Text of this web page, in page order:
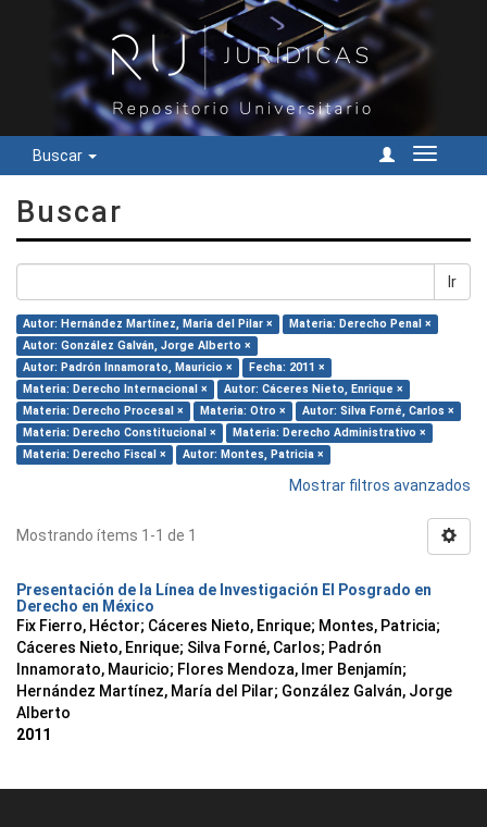
Buscar
Cambiar
Buscar
Ir
Autor: Hernández Martínez, María del Pilar ×
Materia: Derecho Penal ×
Autor: González Galván, Jorge Alberto ×
Autor: Padrón Innamorato, Mauricio ×
Fecha: 2011 ×
Materia: Derecho Internacional ×
Autor: Cáceres Nieto, Enrique ×
Materia: Derecho Procesal ×
Materia: Otro ×
Autor: Silva Forné, Carlos ×
Materia: Derecho Constitucional ×
Materia: Derecho Administrativo ×
Materia: Derecho Fiscal ×
Autor: Montes, Patricia ×
Mostrar filtros avanzados
Mostrando ítems 1-1 de 1
Presentación de la Línea de Investigación El Posgrado en
Derecho en México
Fix Fierro, Héctor; Cáceres Nieto, Enrique; Montes, Patricia;
Cáceres Nieto, Enrique; Silva Forné, Carlos; Padrón
Innamorato, Mauricio; Flores Mendoza, Imer Benjamín;
Hernández Martínez, María del Pilar; González Galván, Jorge
Alberto
2011